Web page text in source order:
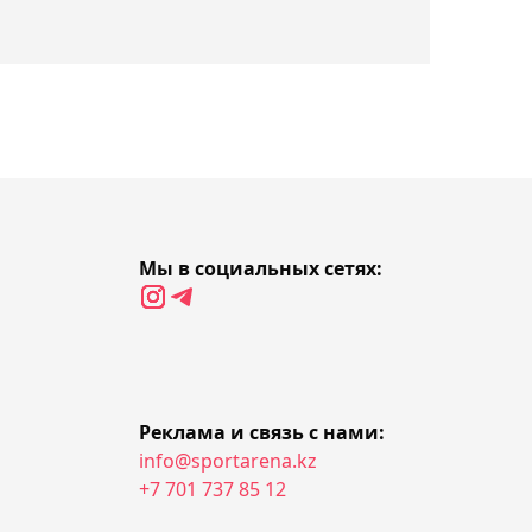
бразилец Руффи хочет
нокаутировать Царукяна
"Алматы" на Кубок
Казахстана по хоккею
Мы в социальных сетях:
Реклама и связь с нами:
info@sportarena.kz
+7 701 737 85 12